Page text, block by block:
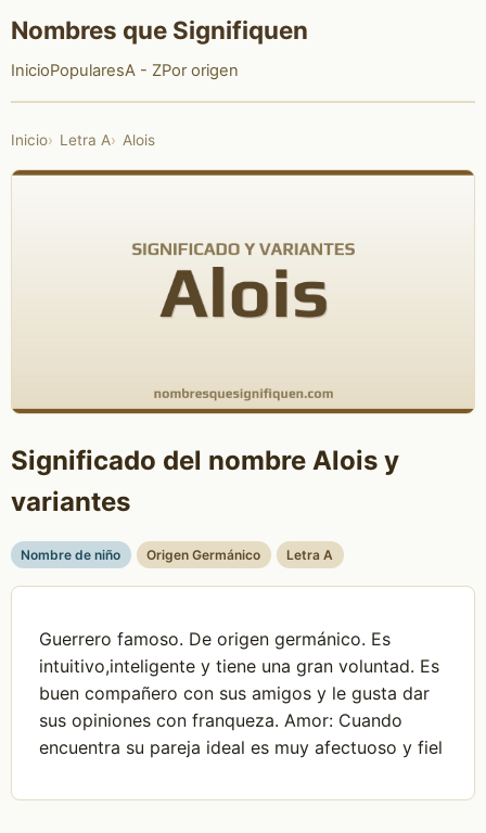
Nombres que Signifiquen
InicioPopularesA - ZPor origen
Inicio Letra A Alois
Significado del nombre Alois y
variantes
Nombre de niño Origen Germánico Letra A
Guerrero famoso. De origen germánico. Es
intuitivo,inteligente y tiene una gran voluntad. Es
buen compañero con sus amigos y le gusta dar
sus opiniones con franqueza. Amor: Cuando
encuentra su pareja ideal es muy afectuoso y fiel